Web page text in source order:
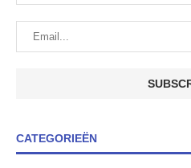
CATEGORIEËN